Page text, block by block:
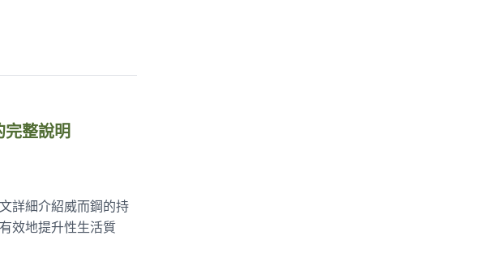
整說明
詳細介紹威而鋼的持
效地提升性生活質